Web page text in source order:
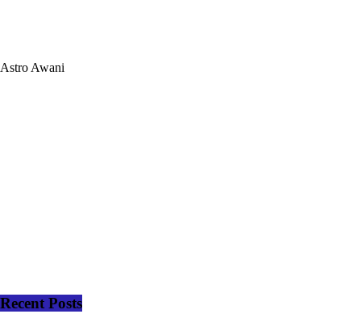
Astro Awani
Recent Posts